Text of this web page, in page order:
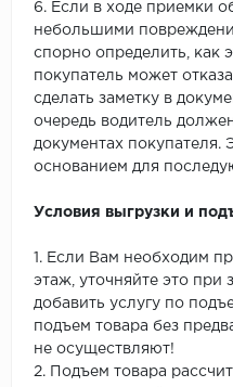
6. Если в ходе приемки
небольшими
спорно определить, как
покупатель может
сделать заметку в
очередь водитель
документах покупателя.
основанием для
Условия выгрузки и
1. Если Вам необходим
этаж, уточняйте это при
добавить услугу по
подъем товара без
не осуществляют!
2. Подъем товара